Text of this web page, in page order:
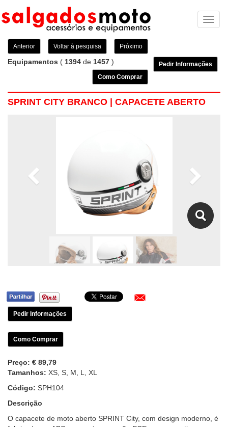
Anterior Voltar à pesquisa Próximo
Equipamentos ( 1394 de 1457 )
Pedir Informações
Como Comprar
SPRINT CITY BRANCO | CAPACETE ABERTO
Pedir Informações
Como Comprar
Preço: € 89,79
Tamanhos: XS, S, M, L, XL
Código: SPH104
Descrição
O capacete de moto aberto SPRINT City, com design moderno, é